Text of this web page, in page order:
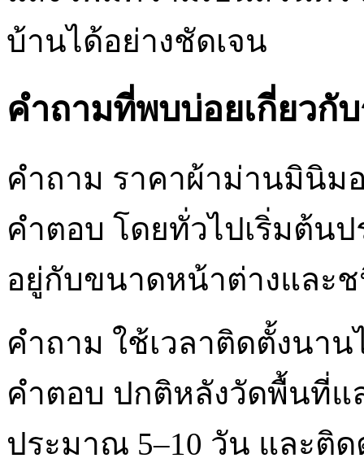
บ้านได้อย่างชัดเจน
คำถามที่พบบ่อยเกี่ยวกั
คำถาม ราคาผ้าม่านมินิม
คำตอบ โดยทั่วไปเริ่มต้
อยู่กับขนาดหน้าต่างและ
คำถาม ใช้เวลาติดตั้งนาน
คำตอบ ปกติหลังวัดพื้นที่แ
ประมาณ 5–10 วัน และติด